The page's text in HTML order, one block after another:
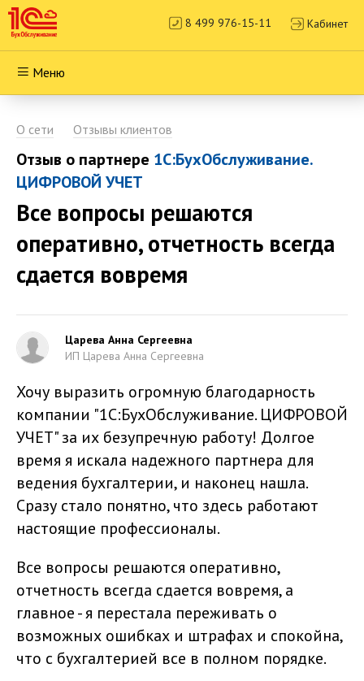
8 499 976-15-11 Кабинет
Меню
О сети Отзывы клиентов
Отзыв о партнере 1С:БухОбслуживание.
ЦИФРОВОЙ УЧЕТ
Все вопросы решаются
оперативно, отчетность всегда
сдается вовремя
Царева Анна Сергеевна
ИП Царева Анна Сергеевна
Хочу выразить огромную благодарность
компании "1С:БухОбслуживание. ЦИФРОВОЙ
УЧЕТ" за их безупречную работу! Долгое
время я искала надежного партнера для
ведения бухгалтерии, и наконец нашла.
Сразу стало понятно, что здесь работают
настоящие профессионалы.
Все вопросы решаются оперативно,
отчетность всегда сдается вовремя, а
главное - я перестала переживать о
возможных ошибках и штрафах и спокойна,
что с бухгалтерией все в полном порядке.